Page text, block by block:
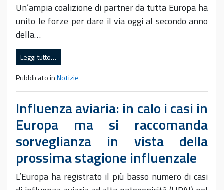
Un’ampia coalizione di partner da tutta Europa ha
unito le forze per dare il via oggi al secondo anno
della…
Leggi tutto…
Pubblicato inNotizie
Influenza aviaria: in calo i casi in
Europa ma si raccomanda
sorveglianza in vista della
prossima stagione influenzale
L’Europa ha registrato il più basso numero di casi